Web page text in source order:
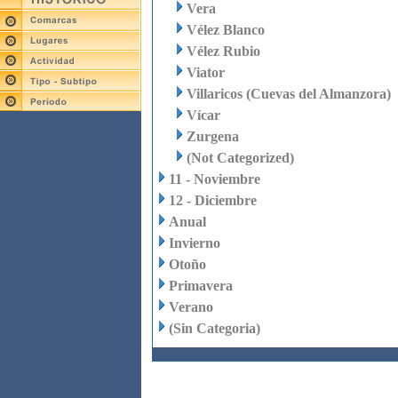
Vera
Vélez Blanco
Vélez Rubio
Viator
Villaricos (Cuevas del Almanzora)
Vícar
Zurgena
(Not Categorized)
11 - Noviembre
12 - Diciembre
Anual
Invierno
Otoño
Primavera
Verano
(Sin Categoria)